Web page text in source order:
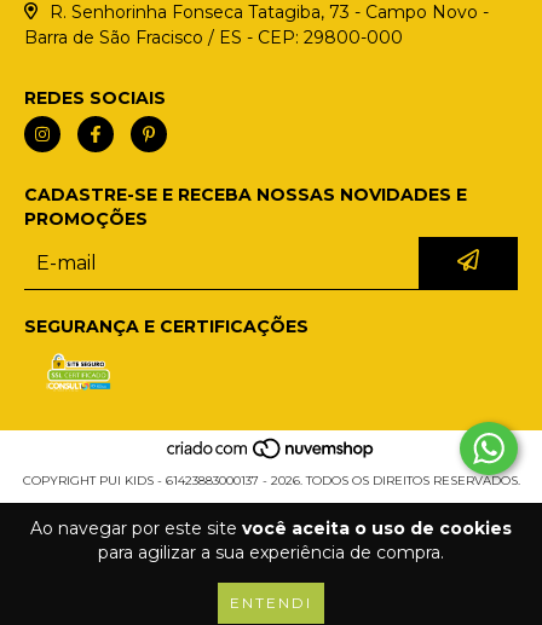
Ao navegar por este site você aceita o uso de cookies
para agilizar a sua experiência de compra.
ENTENDI
R. Senhorinha Fonseca Tatagiba, 73 - Campo Novo -
Barra de São Fracisco / ES - CEP: 29800-000
REDES SOCIAIS
CADASTRE-SE E RECEBA NOSSAS NOVIDADES E
PROMOÇÕES
SEGURANÇA E CERTIFICAÇÕES
COPYRIGHT PUI KIDS - 61423883000137 - 2026. TODOS OS DIREITOS RESERVADOS.